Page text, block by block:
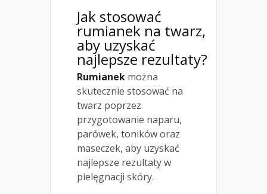
Jak stosować
rumianek na twarz,
aby uzyskać
najlepsze rezultaty?
Rumianek można
skutecznie stosować na
twarz poprzez
przygotowanie naparu,
parówek, toników oraz
maseczek, aby uzyskać
najlepsze rezultaty w
pielęgnacji skóry.